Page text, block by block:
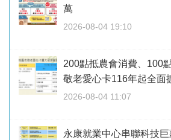
萬
2026-08-04 19:10
200點抵農會消費、100
敬老愛心卡116年起全面
2026-08-04 11:07
永康就業中心串聯科技